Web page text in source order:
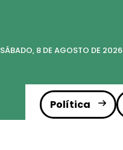
SÁBADO, 8 DE AGOSTO DE 2026
Política